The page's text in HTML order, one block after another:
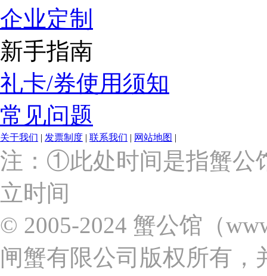
企业定制
新手指南
礼卡/券使用须知
常见问题
关于我们 | 发票制度 | 联系我们 | 网站地图 |
上
海
市
浦
东
区
杨
路
注：①此处时间是指蟹公
立时间
© 2005-2024 蟹公馆（
闸蟹有限公司版权所有，